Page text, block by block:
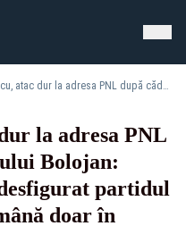
Crin Antonescu, atac dur la adresa PNL după căderea Guvernului Bolojan: „Deceniul Iohannis a desfigurat partidul ideologic. Riscă să rămână doar în cartea de istorie”
la adresa PNL
Bolojan:
partidul
doar în